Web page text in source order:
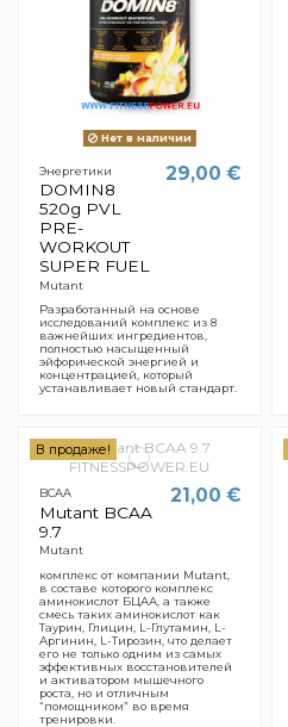
Нет в наличии
Энергетики
DOMIN8
520g PVL
PRE-
WORKOUT
SUPER FUEL
Mutant
29,00 €
Разработанный на основе
исследований комплекс из 8
важнейших ингредиентов,
полностью насыщенный
эйфорической энергией и
концентрацией, который
устанавливает новый стандарт.
В продаже!
BCAA
Mutant BCAA
9.7
Mutant
21,00 €
комплекс от компании Mutant,
в составе которого комплекс
аминокислот БЦАА, а также
смесь таких аминокислот как
Таурин, Глицин, L-Глутамин, L-
Аргинин, L-Тирозин, что делает
его не только одним из самых
эффективных восстановителей
и активатором мышечного
роста, но и отличным
“помощником” во время
тренировки.